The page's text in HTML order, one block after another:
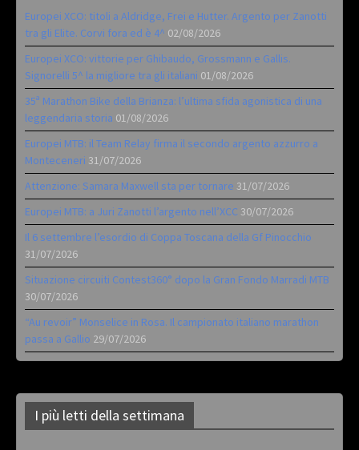
Europei XCO: titoli a Aldridge, Frei e Hutter. Argento per Zanotti
tra gli Elite. Corvi fora ed è 4^ 02/08/2026
Europei XCO: vittorie per Ghibaudo, Grossmann e Gallis.
Signorelli 5^ la migliore tra gli italiani 01/08/2026
35ª Marathon Bike della Brianza: l’ultima sfida agonistica di una
leggendaria storia 01/08/2026
Europei MTB: il Team Relay firma il secondo argento azzurro a
Monteceneri 31/07/2026
Attenzione: Samara Maxwell sta per tornare 31/07/2026
Europei MTB: a Juri Zanotti l’argento nell’XCC 30/07/2026
Il 6 settembre l’esordio di Coppa Toscana della Gf Pinocchio
31/07/2026
Situazione circuiti Contest360° dopo la Gran Fondo Marradi MTB
30/07/2026
“Au revoir” Monselice in Rosa. Il campionato italiano marathon
passa a Gallio 29/07/2026
I più letti della settimana